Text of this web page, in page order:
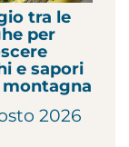
tra le
per
e sapori
montagna
2026